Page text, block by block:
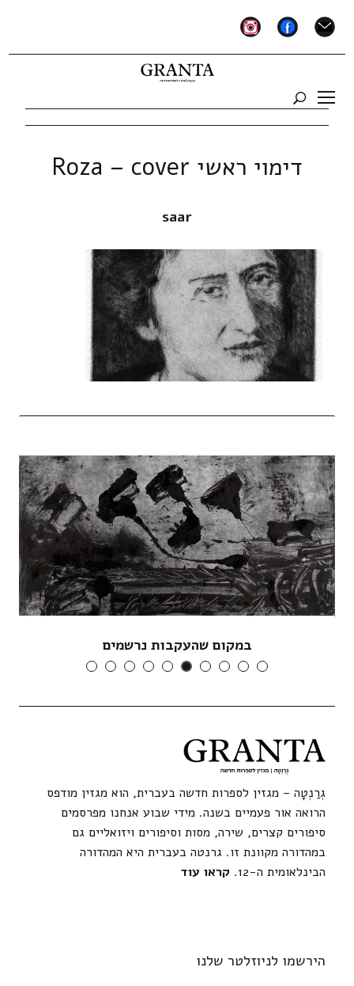
mail
facebook
instagram
דימוי ראשי Roza – cover
saar
במקום שהעקבות נרשמים
גְרַנְטָה – מגזין לספרות חדשה בעברית, הוא מגזין מודפס
הרואה אור פעמיים בשנה. מידי שבוע אנחנו מפרסמים
סיפורים קצרים, שירה, מסות וסיפורים ויזואליים גם
במהדורה מקוונת זו. גרנטה בעברית היא המהדורה
הבינלאומית ה-12.
קראו עוד
הירשמו לניוזלטר שלנו